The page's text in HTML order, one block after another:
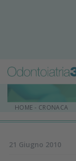
HOME - CRONACA
21 Giugno 2010